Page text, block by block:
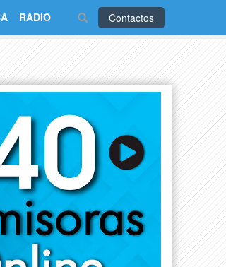
Contactos
RADIO